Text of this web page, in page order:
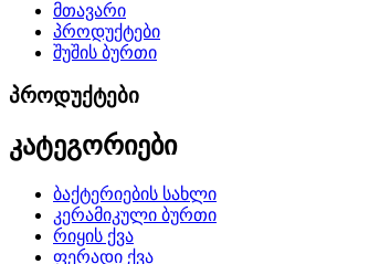
მთავარი
პროდუქტები
შუშის ბურთი
პროდუქტები
კატეგორიები
ბაქტერიების სახლი
კერამიკული ბურთი
რიყის ქვა
ფერადი ქვა